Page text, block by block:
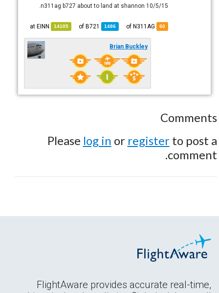
n311ag b727 about to land at shannon 10/5/15.
60
1486
B721
14105
EINN
Brian Buckley
Comments
Please log in or registerto post a
comment.
FlightAware provides accurate real-time,